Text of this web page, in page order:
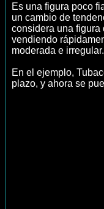
Es una figura poco
un cambio de
considera una figura
vendiendo
moderada e
En el ejemplo,
plazo, y ahora se